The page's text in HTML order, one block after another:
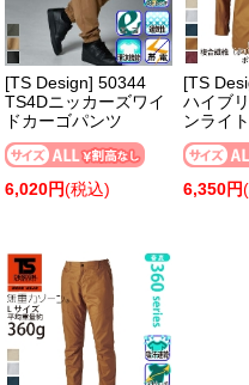
[TS Design] 50344
TS4Dニッカーズワイ
ドカーゴパンツ
6,020円(税込)
[TS
ハイブ
ンライ
6,350円